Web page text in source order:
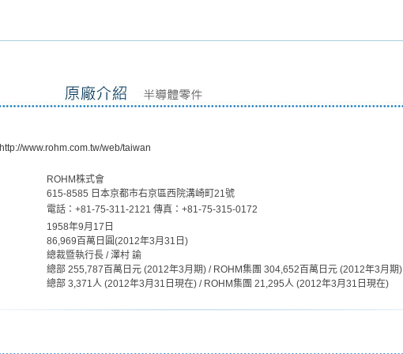
http://www.rohm.com.tw/web/taiwan
ROHM株式會
615-8585 日本京都市右京區西院溝崎町21號
電話：+81-75-311-2121 傳真：+81-75-315-0172
1958年9月17日
86,969百萬日圓(2012年3月31日)
總裁暨執行長 / 澤村 諭
總部 255,787百萬日元 (2012年3月期) / ROHM集團 304,652百萬日元 (2012年3月期)
總部 3,371人 (2012年3月31日現在) / ROHM集團 21,295人 (2012年3月31日現在)